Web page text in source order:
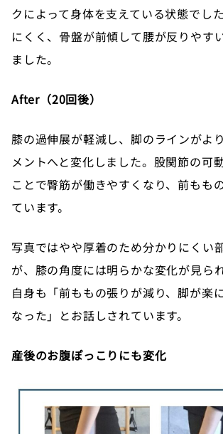
クによって身体を支えている状態でし
にくく、骨盤が前傾して腰が反りやす
ました。
After（20回後）
膝の過伸展が軽減し、脚のラインがよ
メントへと変化しました。股関節の可
ことで臀筋が働きやすくなり、前もも
ています。
写真ではやや厚着のため分かりにくい
が、膝の角度には明らかな変化が見ら
自身も「前ももの張りが減り、脚が楽
なった」とお話しされています。
産後のお腹ぽっこりにも変化